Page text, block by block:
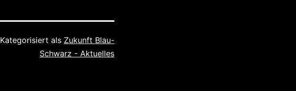
Kategorisiert als Zukunft Blau-
Schwarz - Aktuelles